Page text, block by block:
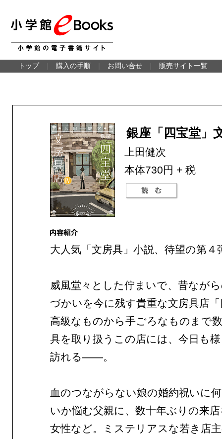
トップ 購入の手順 お問い合せ 販売サイト一覧
銀座「四宝堂」
上田健次
本体730円 + 税
大人気「文房具」小説、待望の第４
威風堂々とした佇まいで、昔なが
づかいを今に残す貴重な文房具店
高級なものから手ごろなものまで
具を取り扱うこの店には、今日も
訪れる——。
血のつながらない娘の婚約祝いに
いか悩む父親に、数十年ぶりの来
女性など。ミステリアスな若き店